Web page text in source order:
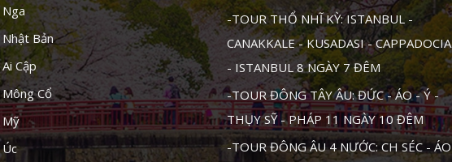
Bản
Cập
Cổ
Mỹ
-TOUR THỔ NHĨ KỲ: ISTANBUL -
CANAKKALE - KUSADASI - CAPPADOCIA
- ISTANBUL 8 NGÀY 7 ĐÊM
-TOUR ĐÔNG TÂY ÂU: ĐỨC - ÁO - Ý -
THỤY SỸ - PHÁP 11 NGÀY 10 ĐÊM
-TOUR ĐÔNG ÂU 4 NƯỚC: CH SÉC - ÁO